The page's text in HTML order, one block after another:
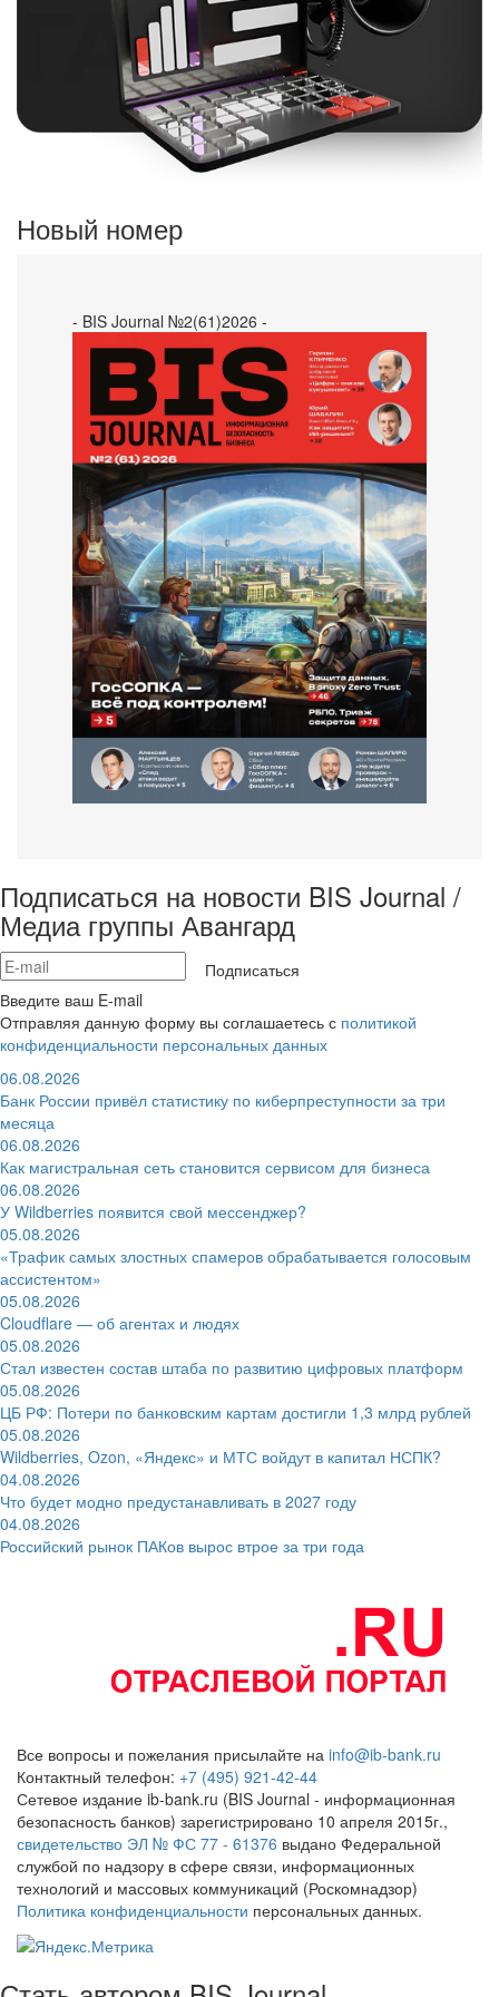
Новый номер
- BIS Journal №2(61)2026 -
Подписаться на новости BIS Journal /
Медиа группы Авангард
Подписаться
Введите ваш E-mail
Отправляя данную форму вы соглашаетесь с политикой
конфиденциальности персональных данных
06.08.2026
Банк России привёл статистику по киберпреступности за три
месяца
06.08.2026
Как магистральная сеть становится сервисом для бизнеса
06.08.2026
У Wildberries появится свой мессенджер?
05.08.2026
«Трафик самых злостных спамеров обрабатывается голосовым
ассистентом»
05.08.2026
Cloudflare — об агентах и людях
05.08.2026
Стал известен состав штаба по развитию цифровых платформ
05.08.2026
ЦБ РФ: Потери по банковским картам достигли 1,3 млрд рублей
05.08.2026
Wildberries, Ozon, «Яндекс» и МТС войдут в капитал НСПК?
04.08.2026
Что будет модно предустанавливать в 2027 году
04.08.2026
Российский рынок ПАКов вырос втрое за три года
Все вопросы и пожелания присылайте на info@ib-bank.ru
Контактный телефон: +7 (495) 921-42-44
Сетевое издание ib-bank.ru (BIS Journal - информационная
безопасность банков) зарегистрировано 10 апреля 2015г.,
свидетельство ЭЛ № ФС 77 - 61376 выдано Федеральной
службой по надзору в сфере связи, информационных
технологий и массовых коммуникаций (Роскомнадзор)
Политика конфиденциальности персональных данных.